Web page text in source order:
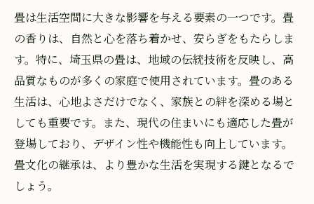
畳は生活空間に大きな影響を与える要素の一つです。畳
の香りは、自然と心を落ち着かせ、安らぎをもたらしま
す。特に、埼玉県の畳は、地域の伝統技術を反映し、高
品質なものが多くの家庭で使用されています。畳のある
生活は、心地よさだけでなく、家族との絆を深める場と
しても重要です。また、現代の住まいにも適応した畳が
登場しており、デザイン性や機能性も向上しています。
畳文化の継承は、より豊かな生活を実現する鍵となるで
しょう。